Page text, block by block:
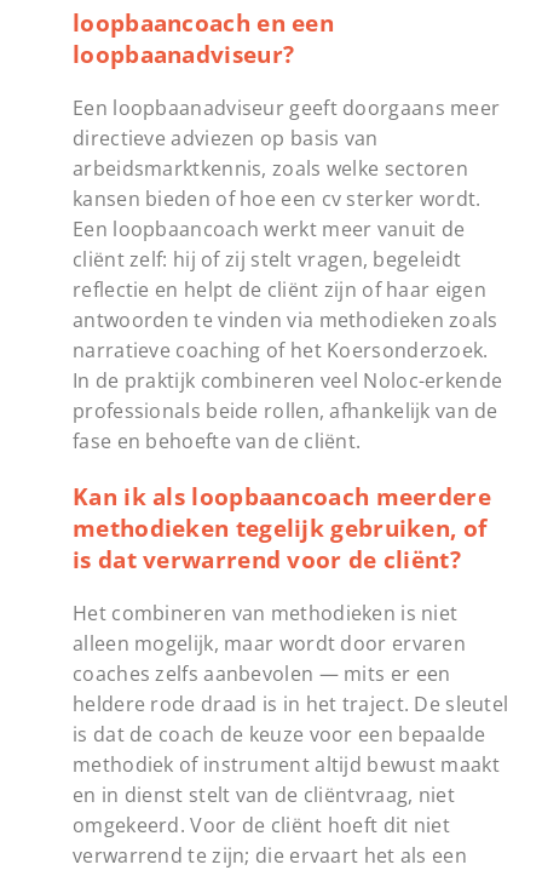
loopbaancoach en een
loopbaanadviseur?
Een loopbaanadviseur geeft doorgaans meer
directieve adviezen op basis van
arbeidsmarktkennis, zoals welke sectoren
kansen bieden of hoe een cv sterker wordt.
Een loopbaancoach werkt meer vanuit de
cliënt zelf: hij of zij stelt vragen, begeleidt
reflectie en helpt de cliënt zijn of haar eigen
antwoorden te vinden via methodieken zoals
narratieve coaching of het Koersonderzoek.
In de praktijk combineren veel Noloc-erkende
professionals beide rollen, afhankelijk van de
fase en behoefte van de cliënt.
Kan ik als loopbaancoach meerdere
methodieken tegelijk gebruiken, of
is dat verwarrend voor de cliënt?
Het combineren van methodieken is niet
alleen mogelijk, maar wordt door ervaren
coaches zelfs aanbevolen — mits er een
heldere rode draad is in het traject. De sleutel
is dat de coach de keuze voor een bepaalde
methodiek of instrument altijd bewust maakt
en in dienst stelt van de cliëntvraag, niet
omgekeerd. Voor de cliënt hoeft dit niet
verwarrend te zijn; die ervaart het als een